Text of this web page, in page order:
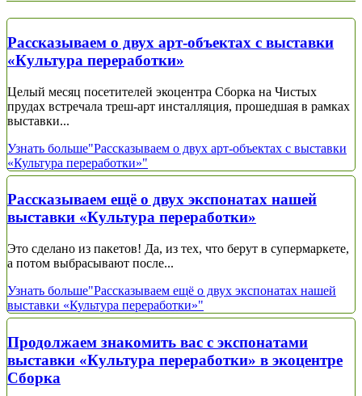
Рассказываем о двух арт-объектах с выставки
«Культура переработки»
Целый месяц посетителей экоцентра Сборка на Чистых
прудах встречала треш-арт инсталляция, прошедшая в рамках
выставки...
Узнать больше"Рассказываем о двух арт-объектах с выставки
«Культура переработки»"
Рассказываем ещё о двух экспонатах нашей
выставки «Культура переработки»
Это сделано из пакетов! Да, из тех, что берут в супермаркете,
а потом выбрасывают после...
Узнать больше"Рассказываем ещё о двух экспонатах нашей
выставки «Культура переработки»"
Продолжаем знакомить вас с экспонатами
выставки «Культура переработки» в экоцентре
Сборка